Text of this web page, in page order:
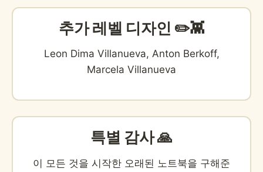
추가 레벨 디자인 ✏️👾
Leon Dima Villanueva, Anton Berkoff,
Marcela Villanueva
특별 감사 🙏
이 모든 것을 시작한 오래된 노트북을 구해준